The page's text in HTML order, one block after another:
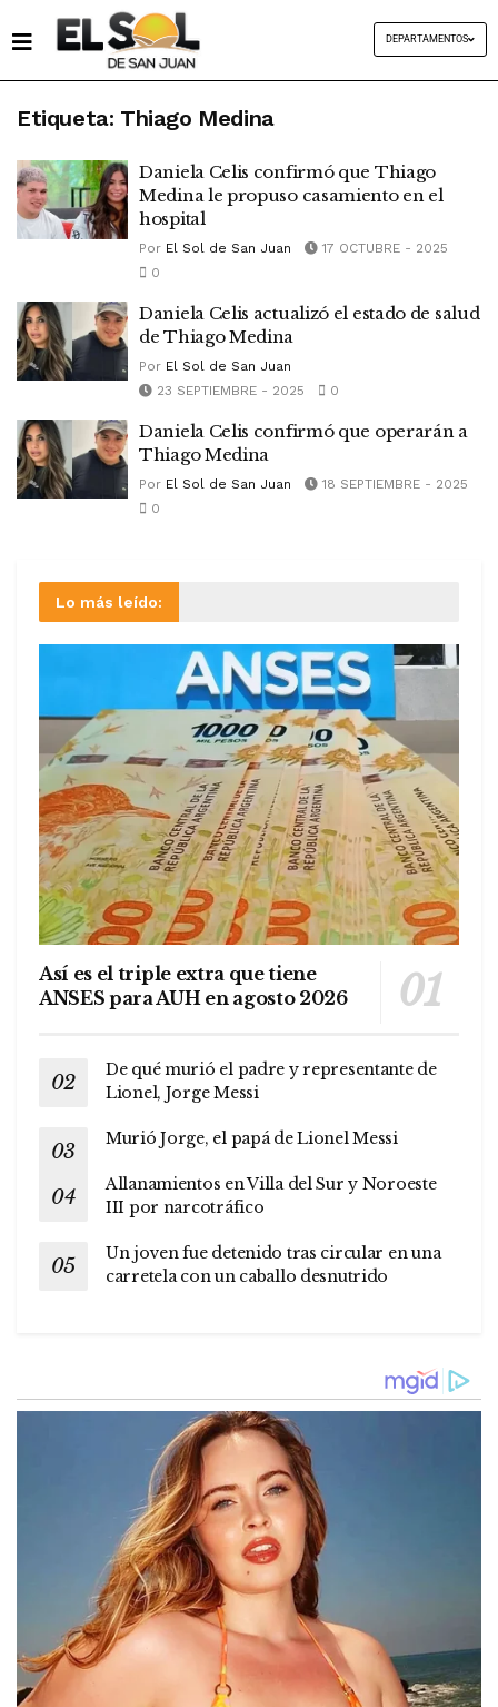
DEPARTAMENTOS
Etiqueta: Thiago Medina
Daniela Celis confirmó que Thiago
Medina le propuso casamiento en el
hospital
Por El Sol de San Juan
17 OCTUBRE - 2025
0
Daniela Celis actualizó el estado de salud
de Thiago Medina
Por El Sol de San Juan
23 SEPTIEMBRE - 2025
0
Daniela Celis confirmó que operarán a
Thiago Medina
Por El Sol de San Juan
18 SEPTIEMBRE - 2025
0
Lo más leído:
Así es el triple extra que tiene
ANSES para AUH en agosto 2026
De qué murió el padre y representante de
Lionel, Jorge Messi
Murió Jorge, el papá de Lionel Messi
Allanamientos en Villa del Sur y Noroeste
III por narcotráfico
Un joven fue detenido tras circular en una
carretela con un caballo desnutrido